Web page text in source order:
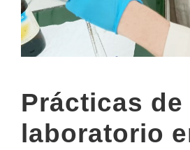
Prácticas de
laboratorio